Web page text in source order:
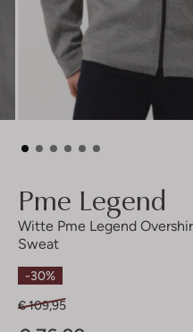
Pme Legend
Witte Pme Legend
Sweat
-30%
€ 109,95